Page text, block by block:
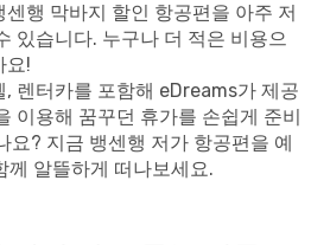
행 막바지 할인 항공편을 아주 저
있습니다. 누구나 더 적은 비용으
요!
렌터카를 포함해 eDreams가 제공
이용해 꿈꾸던 휴가를 손쉽게 준비
요? 지금 뱅센행 저가 항공편을 예
께 알뜰하게 떠나보세요.